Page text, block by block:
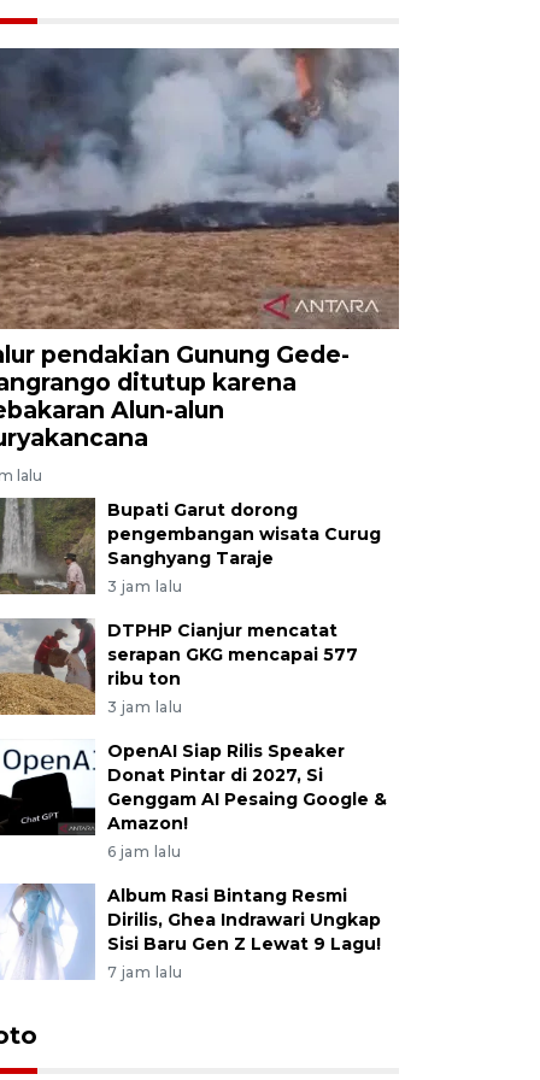
pendakian Gunung Gede-
ditutup karena
Alun-alun
lalu
Bupati Garut dorong
pengembangan wisata Curug
Sanghyang Taraje
3 jam lalu
DTPHP Cianjur mencatat
serapan GKG mencapai 577
ribu ton
3 jam lalu
OpenAI Siap Rilis Speaker
Donat Pintar di 2027, Si
Genggam AI Pesaing Google &
Amazon!
6 jam lalu
Album Rasi Bintang Resmi
Dirilis, Ghea Indrawari Ungkap
Sisi Baru Gen Z Lewat 9 Lagu!
7 jam lalu